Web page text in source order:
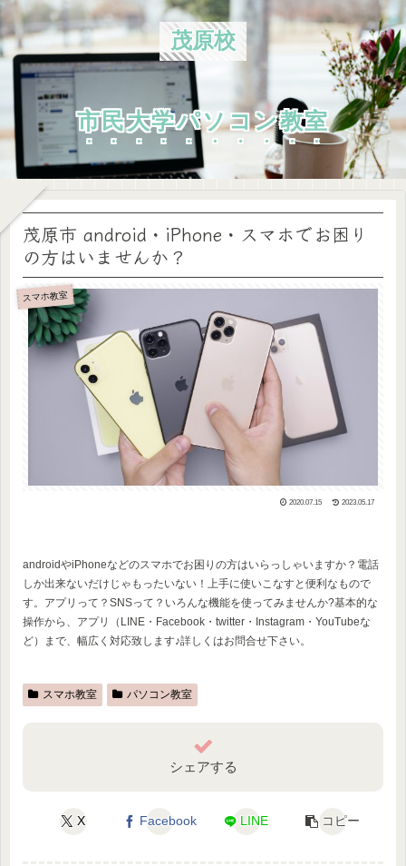
茂原校
市民大学パソコン教室
茂原市 android・iPhone・スマホでお困り
の方はいませんか？
スマホ教室
2020.07.15 2023.05.17
androidやiPhoneなどのスマホでお困りの方はいらっしゃいますか？電話
しか出来ないだけじゃもったいない！上手に使いこなすと便利なもので
す。アプリって？SNSって？いろんな機能を使ってみませんか?基本的な
操作から、アプリ（LINE・Facebook・twitter・Instagram・YouTubeな
ど）まで、幅広く対応致します♪詳しくはお問合せ下さい。
スマホ教室 パソコン教室
シェアする
X Facebook LINE コピー